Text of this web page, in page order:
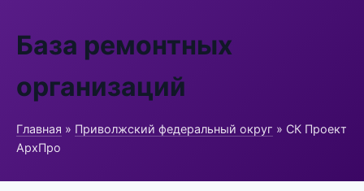
База ремонтных
организаций
Главная » Приволжский федеральный округ » СК Проект
АрхПро